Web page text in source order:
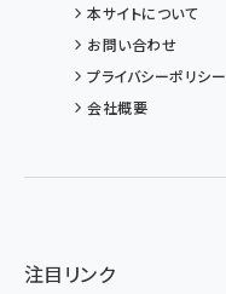
本サイトについて
お問い合わせ
プライバシーポリシー
会社概要
注目リンク